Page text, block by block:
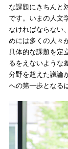
な課題にきちんと
です。いまの人文
なければならない
めには多くの人々
具体的な課題を定
るをえないような
分野を超えた議論
への第一歩となる